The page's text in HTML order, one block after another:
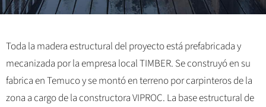
Toda la madera estructural del proyecto está prefabricada y
mecanizada por la empresa local TIMBER. Se construyó en su
fabrica en Temuco y se montó en terreno por carpinteros de la
zona a cargo de la constructora VIPROC. La base estructural de